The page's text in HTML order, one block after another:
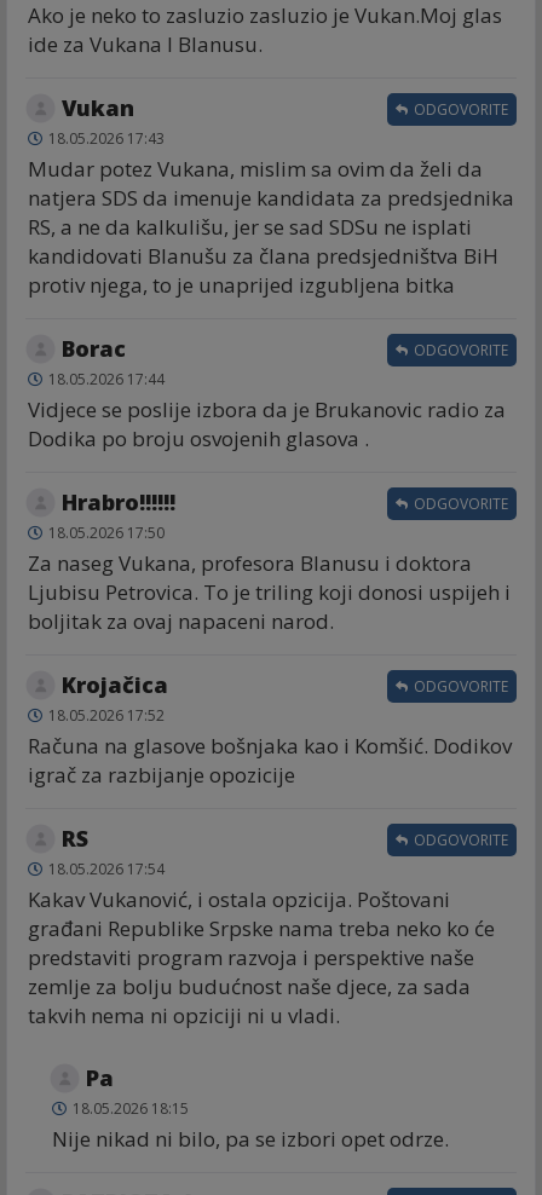
Ako je neko to zasluzio zasluzio je Vukan.Moj glas
ide za Vukana I Blanusu.
Vukan
18.05.2026 17:43
Mudar potez Vukana, mislim sa ovim da želi da
natjera SDS da imenuje kandidata za predsjednika
RS, a ne da kalkulišu, jer se sad SDSu ne isplati
kandidovati Blanušu za člana predsjedništva BiH
protiv njega, to je unaprijed izgubljena bitka
ODGOVORITE
Borac
18.05.2026 17:44
Vidjece se poslije izbora da je Brukanovic radio za
Dodika po broju osvojenih glasova .
ODGOVORITE
Hrabro!!!!!!
18.05.2026 17:50
Za naseg Vukana, profesora Blanusu i doktora
Ljubisu Petrovica. To je triling koji donosi uspijeh i
boljitak za ovaj napaceni narod.
ODGOVORITE
Krojačica
18.05.2026 17:52
Računa na glasove bošnjaka kao i Komšić. Dodikov
igrač za razbijanje opozicije
ODGOVORITE
RS
18.05.2026 17:54
Kakav Vukanović, i ostala opzicija. Poštovani
građani Republike Srpske nama treba neko ko će
predstaviti program razvoja i perspektive naše
zemlje za bolju budućnost naše djece, za sada
takvih nema ni opziciji ni u vladi.
ODGOVORITE
Pa
18.05.2026 18:15
Nije nikad ni bilo, pa se izbori opet odrze.